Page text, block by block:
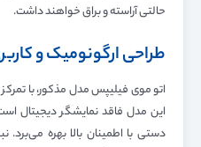
حالتی آراسته و براق خواهند داشت.
طراحی ارگونومیک و
اتو موی فیلیپس مدل مذکور، با
این مدل فاقد نمایشگر دیجیتال
دستی با اطمینان بالا بهره می‌برد.